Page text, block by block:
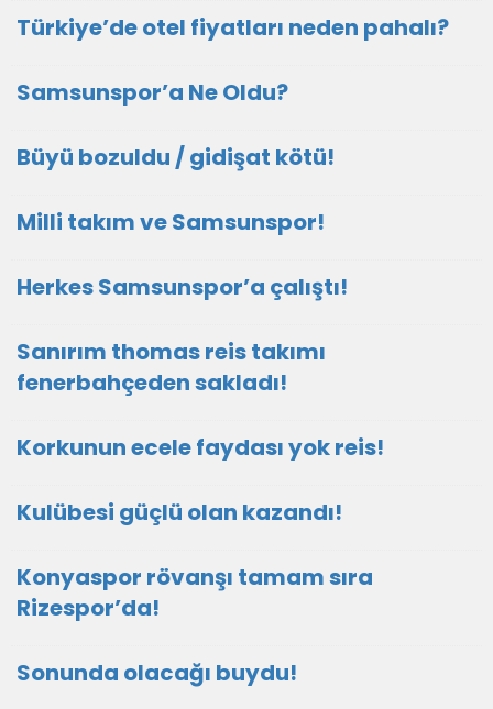
Türkiye’de otel fiyatları neden pahalı?
Samsunspor’a Ne Oldu?
Büyü bozuldu / gidişat kötü!
Milli takım ve Samsunspor!
Herkes Samsunspor’a çalıştı!
Sanırım thomas reis takımı
fenerbahçeden sakladı!
Korkunun ecele faydası yok reis!
Kulübesi güçlü olan kazandı!
Konyaspor rövanşı tamam sıra
Rizespor’da!
Sonunda olacağı buydu!